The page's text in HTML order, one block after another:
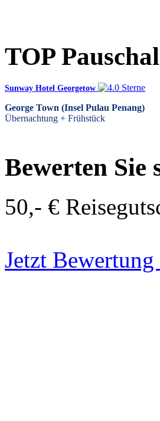
TOP
Sunway Hotel Georgetow
George Town (Insel Pulau Penang)
Übernachtung + Frühstück
Bewerten Sie
50,- €
Jetzt Bewertung